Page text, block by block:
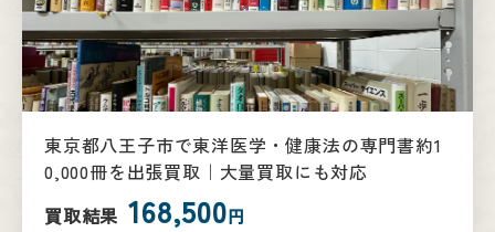
東京都八王子市で東洋医学・健康法の専門書約1
0,000冊を出張買取｜大量買取にも対応
買取結果 168,500円